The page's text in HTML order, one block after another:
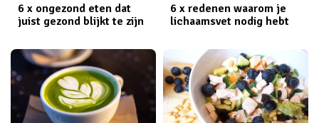
6 x ongezond eten dat
juist gezond blijkt te zijn
6 x redenen waarom je
lichaamsvet nodig hebt